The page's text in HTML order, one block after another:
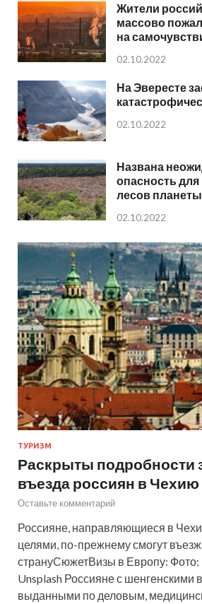
Жители
массово
на
02.10.2022
На Эвересте
02.10.2022
Названа
опасность
лесов планеты
02.10.2022
ТУРИЗМ
Раскрыты подробности
въезда россиян в Чехию
Оставьте комментарий
Россияне, направляющиеся в
целями, по-прежнему смогут
странуСюжетВизы в Европу:
Unsplash Россияне с шенгенскими
выданными по деловым,